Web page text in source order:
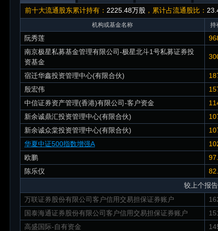
前十大流通股东累计持有： 2225.48万股 ，累计占流通股比：
机构或基金名称 持
阮秀莲
南京极星私募基金管理有限公司-极星北斗1号私募证券投
资基金
宿迁华鑫投资管理中心(有限合伙)
殷宏伟
中信证券资产管理(香港)有限公司-客户资金
新余诚鼎汇投资管理中心(有限合伙)
新余诚众棠投资管理中心(有限合伙)
华夏中证500指数增强A
欧鹏
陈乐仪
较上个报
万联证券股份有限公司客户信用交易担保证券账户
国泰海通证券股份有限公司客户信用交易担保证券账户
高盛国际-自有资金